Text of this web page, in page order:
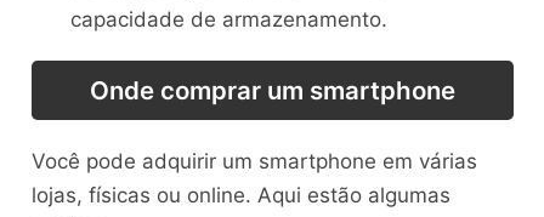
capacidade de armazenamento.
Onde comprar um smartphone
Você pode adquirir um smartphone em várias
lojas, físicas ou online. Aqui estão algumas